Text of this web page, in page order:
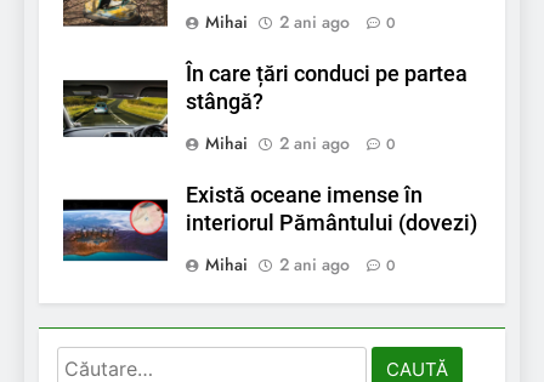
Mihai
2 ani ago 0
În care țări conduci pe partea
stângă?
Mihai
2 ani ago 0
Există oceane imense în
interiorul Pământului (dovezi)
Mihai
2 ani ago 0
Caută